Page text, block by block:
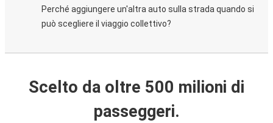
Perché aggiungere un'altra auto sulla strada quando si
può scegliere il viaggio collettivo?
Scelto da oltre 500 milioni di
passeggeri.